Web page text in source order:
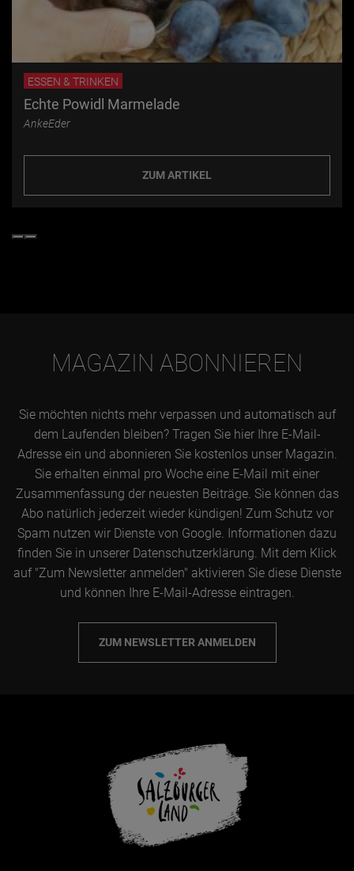
ESSEN & TRINKEN
Echte Powidl Marmelade
AnkeEder
ZUM ARTIKEL
MAGAZIN ABONNIEREN
Sie möchten nichts mehr verpassen und automatisch auf
dem Laufenden bleiben? Tragen Sie hier Ihre E-Mail-
Adresse ein und abonnieren Sie kostenlos unser Magazin.
Sie erhalten einmal pro Woche eine E-Mail mit einer
Zusammenfassung der neuesten Beiträge. Sie können das
Abo natürlich jederzeit wieder kündigen! Zum Schutz vor
Spam nutzen wir Dienste von Google. Informationen dazu
finden Sie in unserer Datenschutzerklärung. Mit dem Klick
auf "Zum Newsletter anmelden" aktivieren Sie diese Dienste
und können Ihre E-Mail-Adresse eintragen.
ZUM NEWSLETTER ANMELDEN